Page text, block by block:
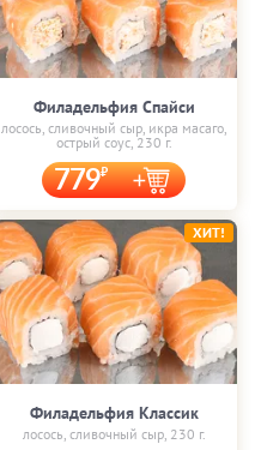
Филадельфия Спайси
лосось, сливочный сыр, икра масаго,
острый соус, 230 г.
779
Филадельфия Классик
лосось, сливочный сыр, 230 г.
ХИТ!